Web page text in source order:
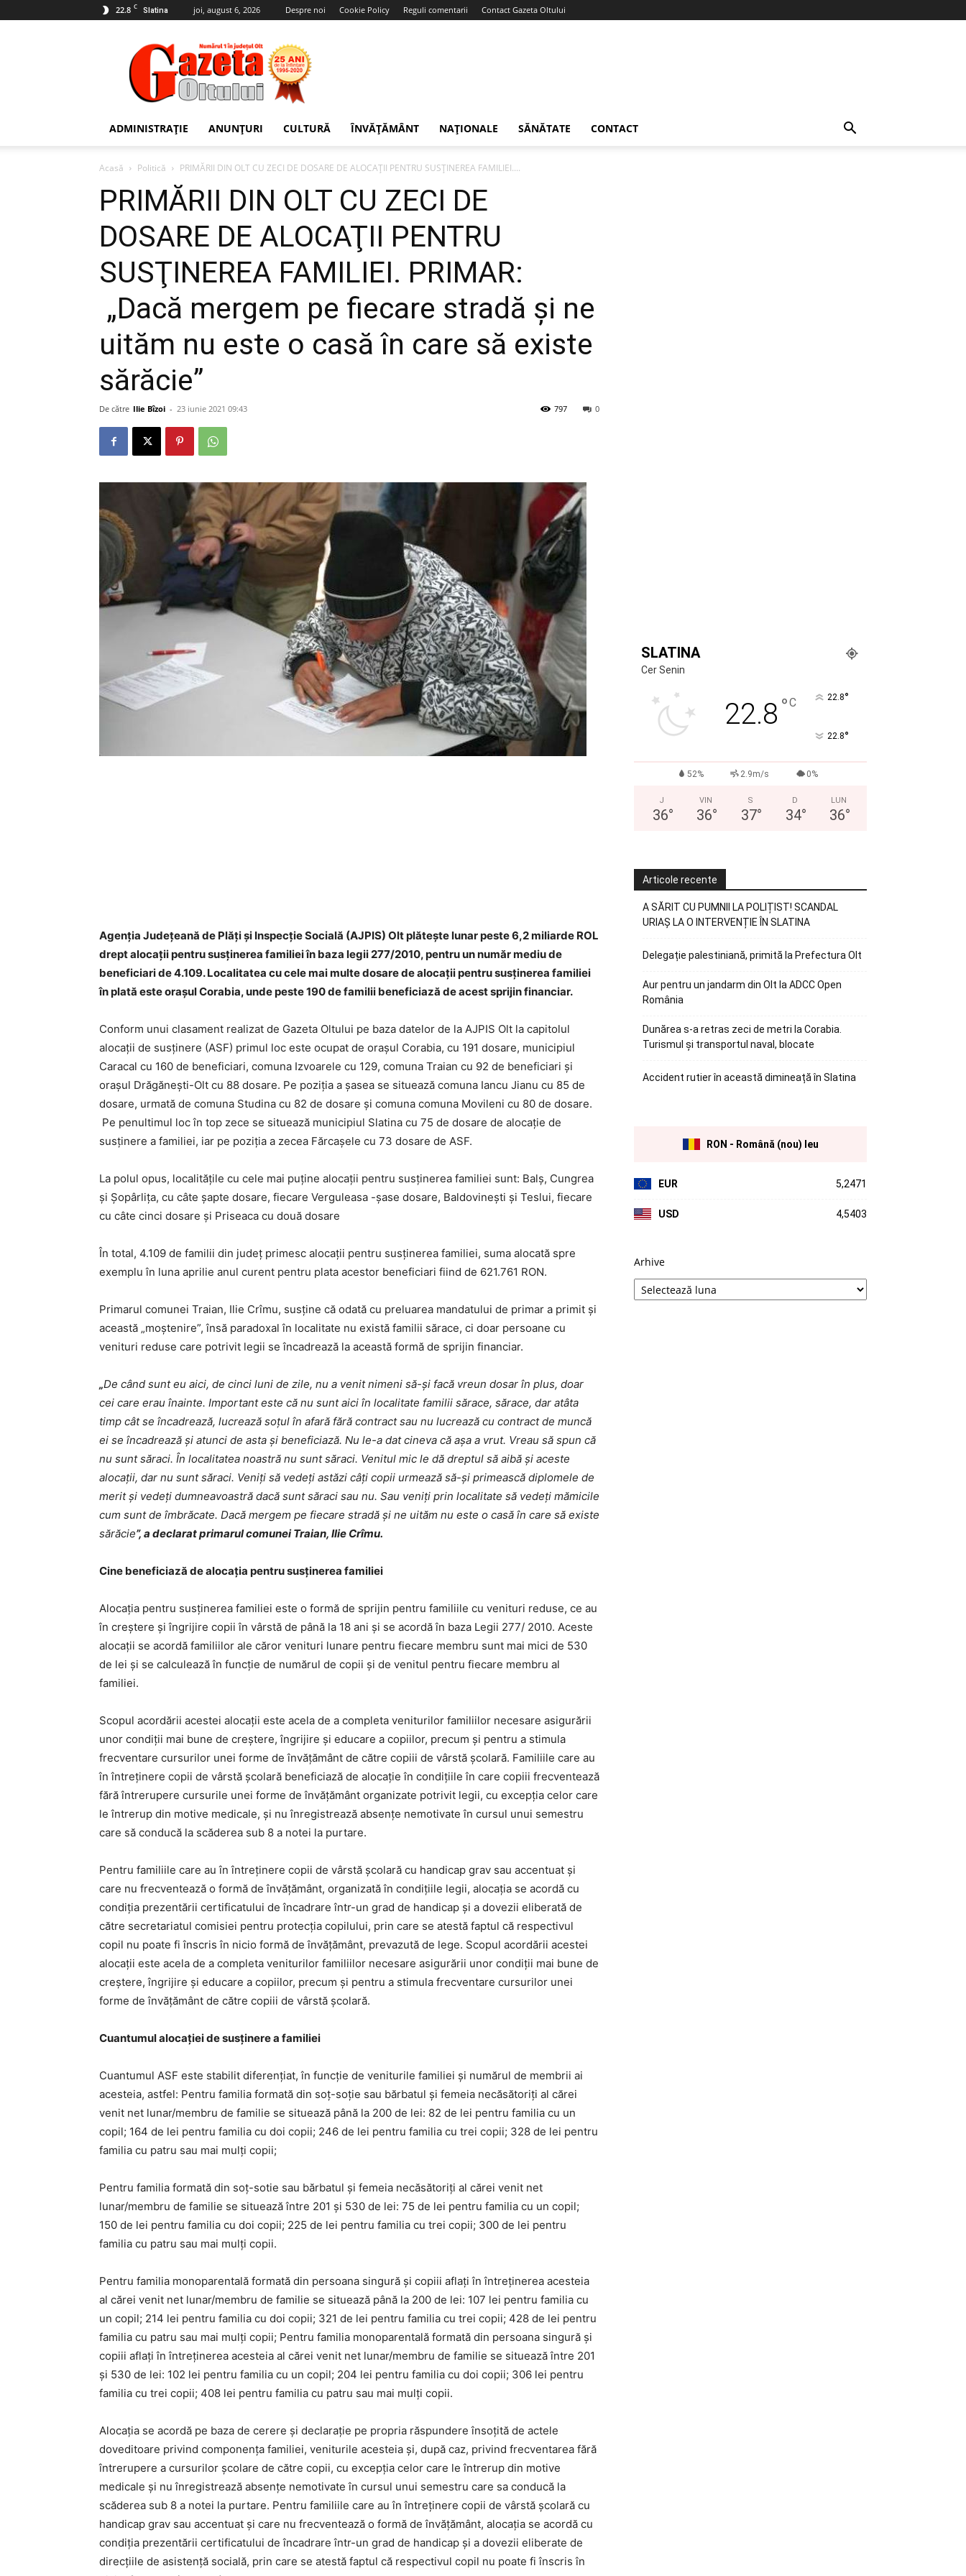
22.8 C Slatina joi, august 6, 2026 Despre noi Cookie Policy Reguli comentarii Contact Gazeta Oltului
Gazeta
Oltului
ADMINISTRAȚIE ANUNȚURI CULTURĂ ÎNVĂȚĂMÂNT NAȚIONALE SĂNĂTATE CONTACT
Acasă Politică PRIMĂRII DIN OLT CU ZECI DE DOSARE DE ALOCAŢII PENTRU SUSŢINEREA FAMILIEI....
PRIMĂRII DIN OLT CU ZECI DE
DOSARE DE ALOCAŢII PENTRU
SUSŢINEREA FAMILIEI. PRIMAR:
„Dacă mergem pe fiecare stradă și ne
uităm nu este o casă în care să existe
sărăcie”
De către Ilie Bîzoi - 23 iunie 2021 09:43 0
797
Agenţia Judeţeană de Plăţi şi Inspecţie Socială (AJPIS) Olt plăteşte lunar peste 6,2 miliarde ROL
drept alocaţii pentru susţinerea familiei în baza legii 277/2010, pentru un număr mediu de
beneficiari de 4.109. Localitatea cu cele mai multe dosare de alocaţii pentru susţinerea familiei
în plată este oraşul Corabia, unde peste 190 de familii beneficiază de acest sprijin financiar.
Conform unui clasament realizat de Gazeta Oltului pe baza datelor de la AJPIS Olt la capitolul
alocaţii de susţinere (ASF) primul loc este ocupat de oraşul Corabia, cu 191 dosare, municipiul
Caracal cu 160 de beneficiari, comuna Izvoarele cu 129, comuna Traian cu 92 de beneficiari și
orașul Drăgănești-Olt cu 88 dosare. Pe poziția a șasea se situează comuna Iancu Jianu cu 85 de
dosare, urmată de comuna Studina cu 82 de dosare și comuna comuna Movileni cu 80 de dosare.
Pe penultimul loc în top zece se situează municipiul Slatina cu 75 de dosare de alocație de
susținere a familiei, iar pe poziția a zecea Fărcașele cu 73 dosare de ASF.
La polul opus, localităţile cu cele mai puţine alocaţii pentru susţinerea familiei sunt: Balș, Cungrea
și Șopârlița, cu câte șapte dosare, fiecare Verguleasa -șase dosare, Baldovinești și Teslui, fiecare
cu câte cinci dosare și Priseaca cu două dosare
În total, 4.109 de familii din judeţ primesc alocaţii pentru susţinerea familiei, suma alocată spre
exemplu în luna aprilie anul curent pentru plata acestor beneficiari fiind de 621.761 RON.
Primarul comunei Traian, Ilie Crîmu, susține că odată cu preluarea mandatului de primar a primit şi
această „moştenire”, însă paradoxal în localitate nu există familii sărace, ci doar persoane cu
venituri reduse care potrivit legii se încadrează la această formă de sprijin financiar.
„De când sunt eu aici, de cinci luni de zile, nu a venit nimeni să-și facă vreun dosar în plus, doar
cei care erau înainte. Important este că nu sunt aici în localitate familii sărace, sărace, dar atâta
timp cât se încadrează, lucrează soțul în afară fără contract sau nu lucrează cu contract de muncă
ei se încadrează și atunci de asta și beneficiază. Nu le-a dat cineva că așa a vrut. Vreau să spun că
nu sunt săraci. În localitatea noastră nu sunt săraci. Venitul mic le dă dreptul să aibă și aceste
alocații, dar nu sunt săraci. Veniți să vedeți astăzi câți copii urmează să-și primească diplomele de
merit și vedeți dumneavoastră dacă sunt săraci sau nu. Sau veniți prin localitate să vedeți mămicile
cum sunt de îmbrăcate. Dacă mergem pe fiecare stradă și ne uităm nu este o casă în care să existe
sărăcie”, a declarat primarul comunei Traian, Ilie Crîmu.
Cine beneficiază de alocaţia pentru susţinerea familiei
Alocația pentru susținerea familiei este o formă de sprijin pentru familiile cu venituri reduse, ce au
în creștere și îngrijire copii în vârstă de până la 18 ani și se acordă în baza Legii 277/ 2010. Aceste
alocaţii se acordă familiilor ale căror venituri lunare pentru fiecare membru sunt mai mici de 530
de lei şi se calculează în funcţie de numărul de copii şi de venitul pentru fiecare membru al
familiei.
Scopul acordării acestei alocaţii este acela de a completa veniturilor familiilor necesare asigurării
unor condiţii mai bune de creștere, îngrijire şi educare a copiilor, precum şi pentru a stimula
frecventare cursurilor unei forme de învăţământ de către copiii de vârstă şcolară. Familiile care au
în întreținere copii de vârstă școlară beneficiază de alocație în condițiile în care copiii frecventează
fără întrerupere cursurile unei forme de învățământ organizate potrivit legii, cu excepția celor care
le întrerup din motive medicale, și nu înregistrează absențe nemotivate în cursul unui semestru
care să conducă la scăderea sub 8 a notei la purtare.
Pentru familiile care au în întreținere copii de vârstă școlară cu handicap grav sau accentuat și
care nu frecventează o formă de învățământ, organizată în condițiile legii, alocația se acordă cu
condiția prezentării certificatului de încadrare într-un grad de handicap și a dovezii eliberată de
către secretariatul comisiei pentru protecția copilului, prin care se atestă faptul că respectivul
copil nu poate fi înscris în nicio formă de învățământ, prevazută de lege. Scopul acordării acestei
alocaţii este acela de a completa veniturilor familiilor necesare asigurării unor condiţii mai bune de
creștere, îngrijire şi educare a copiilor, precum şi pentru a stimula frecventare cursurilor unei
forme de învăţământ de către copiii de vârstă şcolară.
Cuantumul alocaţiei de susţinere a familiei
Cuantumul ASF este stabilit diferențiat, în funcție de veniturile familiei și numărul de membrii ai
acesteia, astfel: Pentru familia formată din soţ-soţie sau bărbatul şi femeia necăsătoriţi al cărei
venit net lunar/membru de familie se situează până la 200 de lei: 82 de lei pentru familia cu un
copil; 164 de lei pentru familia cu doi copii; 246 de lei pentru familia cu trei copii; 328 de lei pentru
familia cu patru sau mai mulţi copii;
Pentru familia formată din soţ-sotie sau bărbatul şi femeia necăsătoriţi al cărei venit net
lunar/membru de familie se situează între 201 şi 530 de lei: 75 de lei pentru familia cu un copil;
150 de lei pentru familia cu doi copii; 225 de lei pentru familia cu trei copii; 300 de lei pentru
familia cu patru sau mai mulţi copii.
Pentru familia monoparentală formată din persoana singură și copiii aflați în întreținerea acesteia
al cărei venit net lunar/membru de familie se situează până la 200 de lei: 107 lei pentru familia cu
un copil; 214 lei pentru familia cu doi copii; 321 de lei pentru familia cu trei copii; 428 de lei pentru
familia cu patru sau mai mulţi copii; Pentru familia monoparentală formată din persoana singură și
copiii aflați în întreținerea acesteia al cărei venit net lunar/membru de familie se situează între 201
şi 530 de lei: 102 lei pentru familia cu un copil; 204 lei pentru familia cu doi copii; 306 lei pentru
familia cu trei copii; 408 lei pentru familia cu patru sau mai mulţi copii.
Alocația se acordă pe baza de cerere şi declarație pe propria răspundere însoţită de actele
doveditoare privind componenţa familiei, veniturile acesteia şi, după caz, privind frecventarea fără
întrerupere a cursurilor şcolare de către copii, cu excepția celor care le întrerup din motive
medicale şi nu înregistrează absenţe nemotivate în cursul unui semestru care sa conducă la
scăderea sub 8 a notei la purtare. Pentru familiile care au în întreţinere copii de vârstă şcolară cu
handicap grav sau accentuat şi care nu frecventează o formă de învățământ, alocaţia se acordă cu
condiţia prezentării certificatului de încadrare într-un grad de handicap şi a dovezii eliberate de
direcţiile de asistenţă socială, prin care se atestă faptul că respectivul copil nu poate fi înscris în
SLATINA
Cer Senin
22.8 °C 22.8°
22.8°
52% 2.9m/s 0%
J
36°
VIN
36°
S
37°
D
34°
LUN
36°
Articole recente
A SĂRIT CU PUMNII LA POLIȚIST! SCANDAL
URIAȘ LA O INTERVENȚIE ÎN SLATINA
Delegație palestiniană, primită la Prefectura Olt
Aur pentru un jandarm din Olt la ADCC Open
România
Dunărea s-a retras zeci de metri la Corabia.
Turismul și transportul naval, blocate
Accident rutier în această dimineață în Slatina
RON - Română (nou) leu
EUR 5,2471
USD 4,5403
Arhive